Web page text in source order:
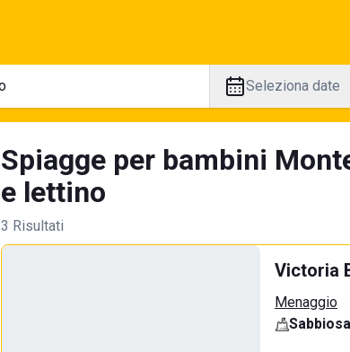
Seleziona date
Spiagge per bambini
e lettino
3 Risultati
Victoria
Menaggio
Sabbiosa